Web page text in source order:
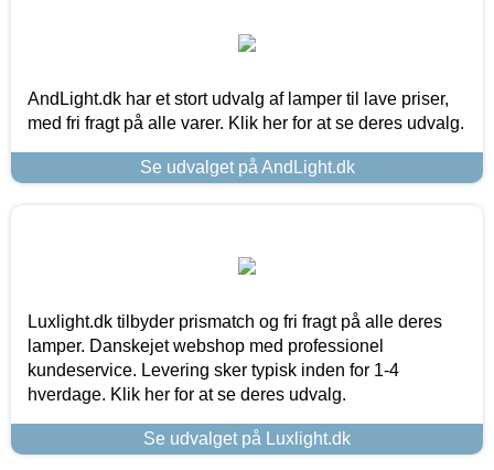
AndLight.dk har et stort udvalg af lamper til lave priser,
med fri fragt på alle varer. Klik her for at se deres udvalg.
Se udvalget på AndLight.dk
Luxlight.dk tilbyder prismatch og fri fragt på alle deres
lamper. Danskejet webshop med professionel
kundeservice. Levering sker typisk inden for 1-4
hverdage. Klik her for at se deres udvalg.
Se udvalget på Luxlight.dk